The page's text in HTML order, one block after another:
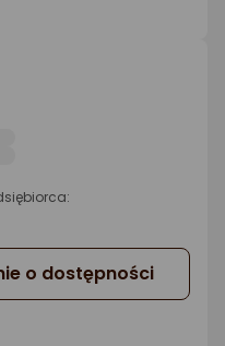
o dostępności